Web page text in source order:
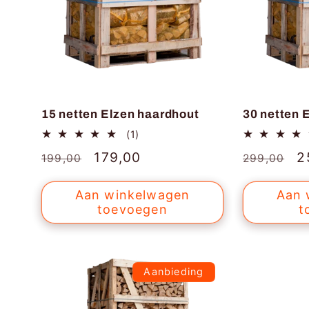
15 netten Elzen haardhout
(1)
aantal
Normale
199,00 Aanbiedingsprijs
179,00
Aan winkelwagen
toevoegen
30 netten
Normale
299,00
Aan
Aanbieding